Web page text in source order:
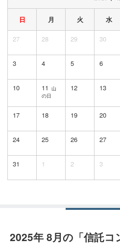
日 月 火 水
27 28 29 30
3 4 5 6
10 11 山
の日
12 13
17 18 19 20
24 25 26 27
31 1 2 3
2025年 8月の 「信託